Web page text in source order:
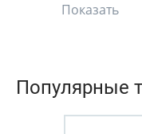
Показать
Популярные